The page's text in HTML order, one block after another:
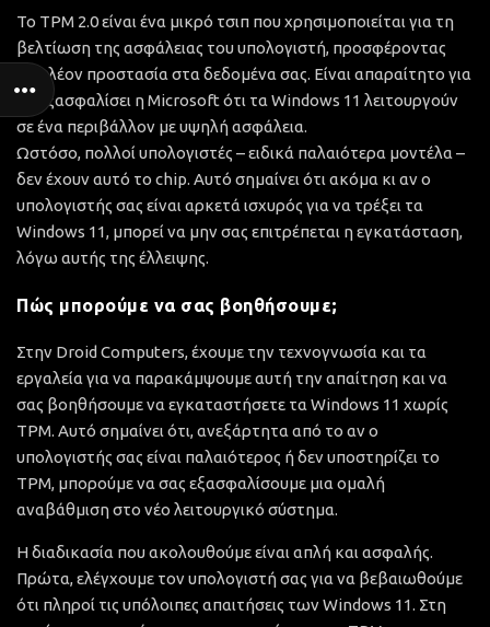
Το TPM 2.0 είναι ένα μικρό τσιπ που χρησιμοποιείται για τη
βελτίωση της ασφάλειας του υπολογιστή, προσφέροντας
επιπλέον προστασία στα δεδομένα σας. Είναι απαραίτητο για
να εξασφαλίσει η Microsoft ότι τα Windows 11 λειτουργούν
σε ένα περιβάλλον με υψηλή ασφάλεια.
Ωστόσο, πολλοί υπολογιστές – ειδικά παλαιότερα μοντέλα –
δεν έχουν αυτό το chip. Αυτό σημαίνει ότι ακόμα κι αν ο
υπολογιστής σας είναι αρκετά ισχυρός για να τρέξει τα
Windows 11, μπορεί να μην σας επιτρέπεται η εγκατάσταση,
λόγω αυτής της έλλειψης.
Πώς μπορούμε να σας βοηθήσουμε;
Στην Droid Computers, έχουμε την τεχνογνωσία και τα
εργαλεία για να παρακάμψουμε αυτή την απαίτηση και να
σας βοηθήσουμε να εγκαταστήσετε τα Windows 11 χωρίς
TPM. Αυτό σημαίνει ότι, ανεξάρτητα από το αν ο
υπολογιστής σας είναι παλαιότερος ή δεν υποστηρίζει το
TPM, μπορούμε να σας εξασφαλίσουμε μια ομαλή
αναβάθμιση στο νέο λειτουργικό σύστημα.
Η διαδικασία που ακολουθούμε είναι απλή και ασφαλής.
Πρώτα, ελέγχουμε τον υπολογιστή σας για να βεβαιωθούμε
ότι πληροί τις υπόλοιπες απαιτήσεις των Windows 11. Στη